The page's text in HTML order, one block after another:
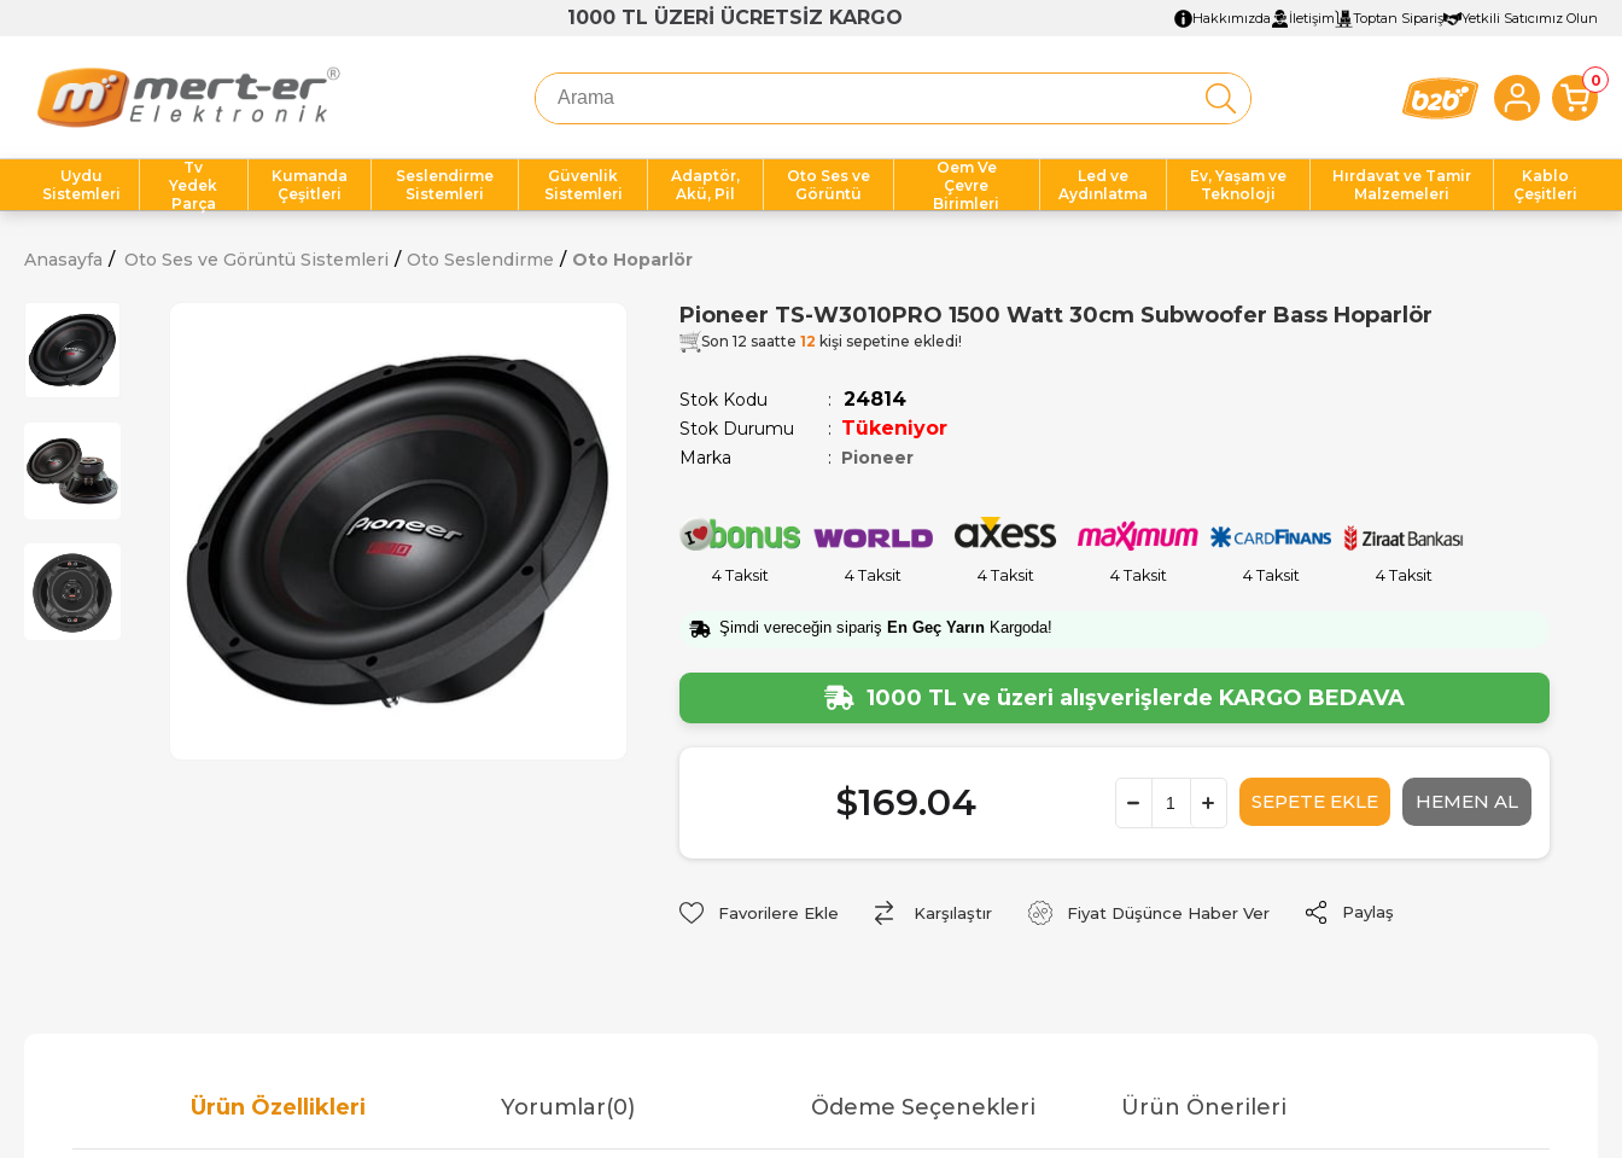
1000 TL ÜZERİ ÜCRETSİZ KARGO Hakkımızda İletişim Toptan Sipariş Yetkili Satıcımız Olun
0
Uydu
Sistemleri
Tv
Yedek
Parça
Kumanda
Çeşitleri
Seslendirme
Sistemleri
Güvenlik
Sistemleri
Adaptör,
Akü, Pil
Oto Ses ve
Görüntü
Oem Ve
Çevre
Birimleri
Led ve
Aydınlatma
Ev, Yaşam ve
Teknoloji
Hırdavat ve Tamir
Malzemeleri
Kablo
Çeşitleri
Anasayfa Oto Ses ve Görüntü Sistemleri Oto Seslendirme Oto Hoparlör
Pioneer TS-W3010PRO 1500 Watt 30cm Subwoofer Bass Hoparlör
Son 12 saatte 12 kişi sepetine ekledi!
Stok Kodu 24814
Stok Durumu : Tükeniyor
Marka : Pioneer
4 Taksit 4 Taksit 4 Taksit 4 Taksit 4 Taksit 4 Taksit
Şimdi vereceğin sipariş En Geç Yarın Kargoda!
1000 TL ve üzeri alışverişlerde KARGO BEDAVA
$169.04
Favorilere Ekle Karşılaştır Fiyat Düşünce Haber Ver Paylaş
Ürün Özellikleri Yorumlar(0) Ödeme Seçenekleri Ürün Önerileri